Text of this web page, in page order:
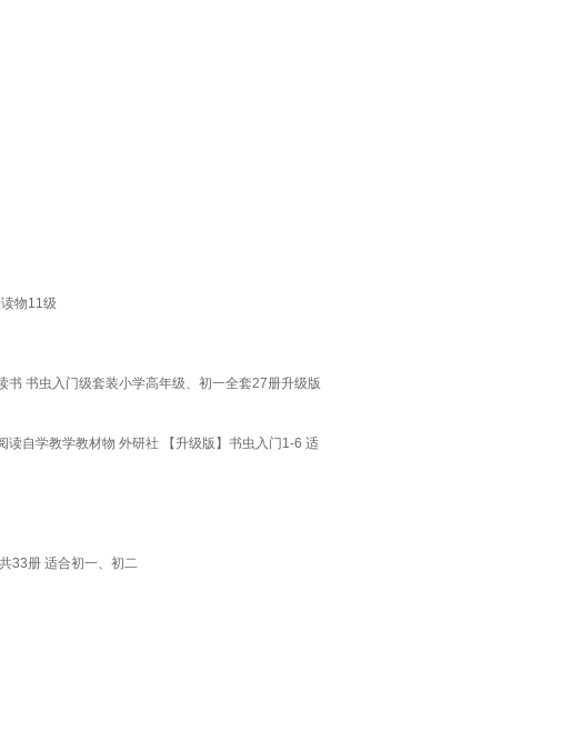
物11级
书虫入门级套装小学高年级、初一全套27册升级版
读自学教学教材物 外研社 【升级版】书虫入门1-6 适
33册 适合初一、初二